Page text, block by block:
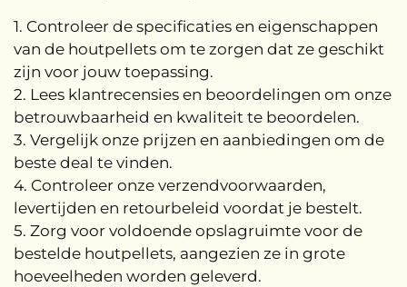
1. Controleer de specificaties en eigenschappen
van de houtpellets om te zorgen dat ze geschikt
zijn voor jouw toepassing.
2. Lees klantrecensies en beoordelingen om onze
betrouwbaarheid en kwaliteit te beoordelen.
3. Vergelijk onze prijzen en aanbiedingen om de
beste deal te vinden.
4. Controleer onze verzendvoorwaarden,
levertijden en retourbeleid voordat je bestelt.
5. Zorg voor voldoende opslagruimte voor de
bestelde houtpellets, aangezien ze in grote
hoeveelheden worden geleverd.